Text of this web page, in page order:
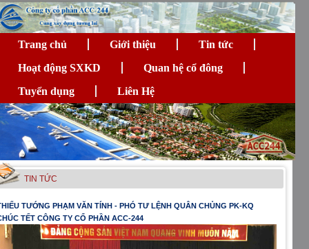
Trang chủ Giới thiệu
Tin tức
Hoạt động SXKD
Quan hệ cổ đông
Tuyển dụng
Liên Hệ
TIN TỨC
TƯỚNG PHẠM VĂN TÍNH - PHÓ TƯ LỆNH QUÂN CHỦNG PK-KQ
TẾT CÔNG TY CỔ PHẦN ACC-244